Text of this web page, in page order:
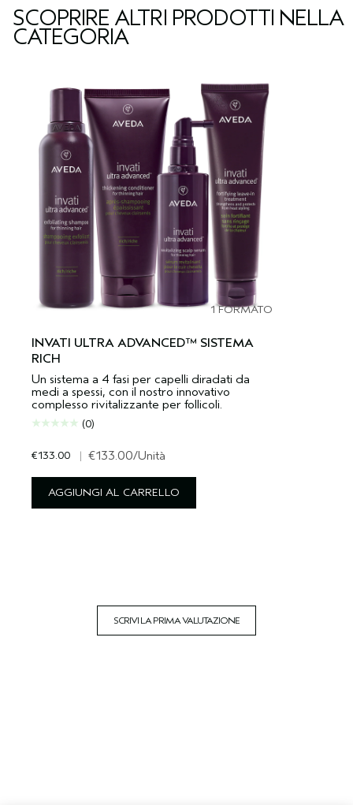
SCOPRIRE ALTRI PRODOTTI NELLA
CATEGORIA
1 FORMATO
INVATI ULTRA ADVANCED™ SISTEMA
RICH
Un sistema a 4 fasi per capelli diradati da
medi a spessi, con il nostro innovativo
complesso rivitalizzante per follicoli.
(0)
€133.00 | €133.00/Unità
AGGIUNGI AL CARRELLO
SCRIVI LA PRIMA VALUTAZIONE